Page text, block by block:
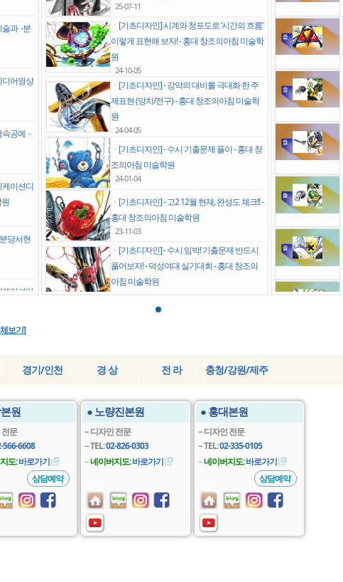
술과 -분
디어영상
속공예 -
케이션디
당서현
케이션디
25-07-11
ㆍ [기초디자인] 시계와 청포도로 ‘시간의 흐름’
이렇게 표현해 보자! - 홍대 창조의아침 미술학
원
24-10-05
ㆍ [기초디자인] - 강약의 대비를 극대화 한 주
제표현 (망치/전구) - 홍대 창조의아침 미술학
원
24-04-05
ㆍ [기초디자인] - 수시 기출문제 풀이 - 홍대 창
조의아침 미술학원
24-01-04
ㆍ [기초디자인] - 고2 12월 현재, 완성도 체크!! -
홍대 창조의아침 미술학원
23-11-03
ㆍ [기초디자인] - 수시 임박! 기출문제 반드시
풀어보자! - 덕성여대 실기대회 - 홍대 창조의
아침 미술학원
23-09-01
[기초디자인] - 같은주제, 다른생각 - 홍대 창
[기초디자인] - 세로 배치도 준비해야 한다! -
경희대, 동덕여대, 숙명여대, 서울여대, 서경대
23-05-08
보기]
경기/인천 경 상 전 라 충청/강원/제주
원
전문
566-6608
도:바로가기
상담예약
● 노량진본원
－디자인 전문
－TEL:02-826-0303
－네이버지도:바로가기
● 홍대본원
－디자인 전문
－TEL:02-335-0105
－네이버지도:바로가기
상담예약